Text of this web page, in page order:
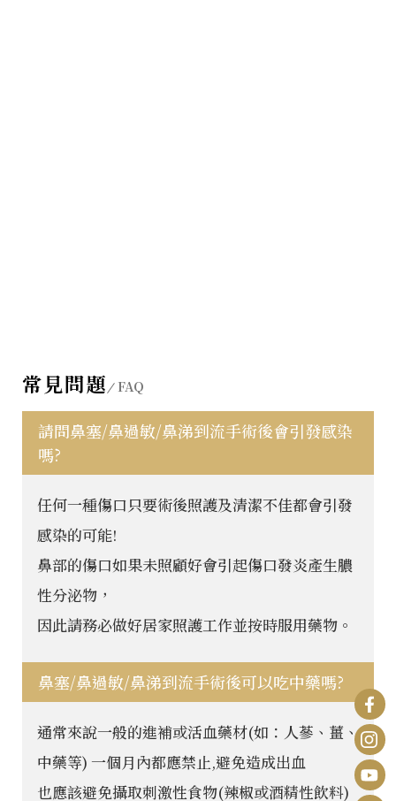
常見問題 FAQ
請問鼻塞/鼻過敏/鼻涕到流手術後會引發感染
嗎?
任何一種傷口只要術後照護及清潔不佳都會引發
感染的可能!
鼻部的傷口如果未照顧好會引起傷口發炎產生膿
性分泌物，
因此請務必做好居家照護工作並按時服用藥物。
鼻塞/鼻過敏/鼻涕到流手術後可以吃中藥嗎?
通常來說一般的進補或活血藥材(如：人蔘、薑、
中藥等) 一個月內都應禁止,避免造成出血
也應該避免攝取刺激性食物(辣椒或酒精性飲料)